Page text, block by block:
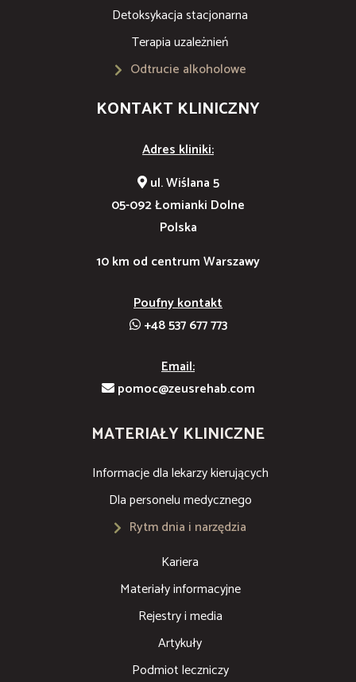
Detoksykacja stacjonarna
Terapia uzależnień
Odtrucie alkoholowe
KONTAKT KLINICZNY
Adres kliniki:
ul. Wiślana 5
05-092 Łomianki Dolne
Polska
10 km od centrum Warszawy
Poufny kontakt
+48 537 677 773
Email:
pomoc@zeusrehab.com
MATERIAŁY KLINICZNE
Informacje dla lekarzy kierujących
Dla personelu medycznego
Rytm dnia i narzędzia
Kariera
Materiały informacyjne
Rejestry i media
Artykuły
Podmiot leczniczy